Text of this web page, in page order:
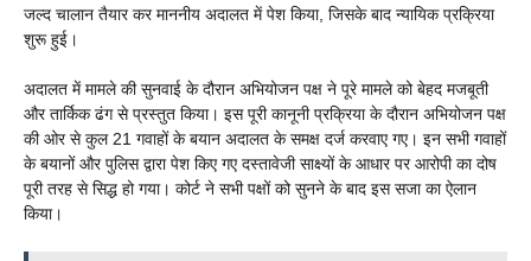
जल्द चालान तैयार कर माननीय अदालत में पेश किया, जिसके बाद न्यायिक प्रक्रिया
शुरू हुई।
अदालत में मामले की सुनवाई के दौरान अभियोजन पक्ष ने पूरे मामले को बेहद मजबूती
और तार्किक ढंग से प्रस्तुत किया। इस पूरी कानूनी प्रक्रिया के दौरान अभियोजन पक्ष
की ओर से कुल 21 गवाहों के बयान अदालत के समक्ष दर्ज करवाए गए। इन सभी गवाहों
के बयानों और पुलिस द्वारा पेश किए गए दस्तावेजी साक्ष्यों के आधार पर आरोपी का दोष
पूरी तरह से सिद्ध हो गया। कोर्ट ने सभी पक्षों को सुनने के बाद इस सजा का ऐलान
किया।